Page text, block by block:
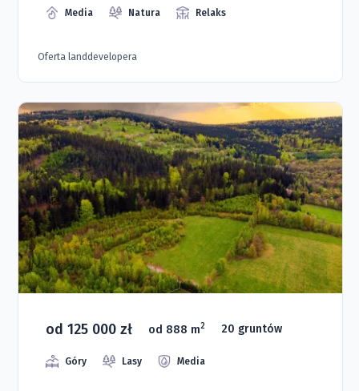
Media Natura Relaks
Oferta landdevelopera
od 125 000 zł od 888 m2 20 gruntów
Góry Lasy Media